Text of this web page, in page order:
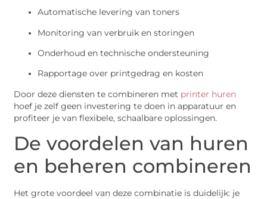
Automatische levering van toners
Monitoring van verbruik en storingen
Onderhoud en technische ondersteuning
Rapportage over printgedrag en kosten
Door deze diensten te combineren met printer huren
hoef je zelf geen investering te doen in apparatuur en
profiteer je van flexibele, schaalbare oplossingen.
De voordelen van huren
en beheren combineren
Het grote voordeel van deze combinatie is duidelijk: je